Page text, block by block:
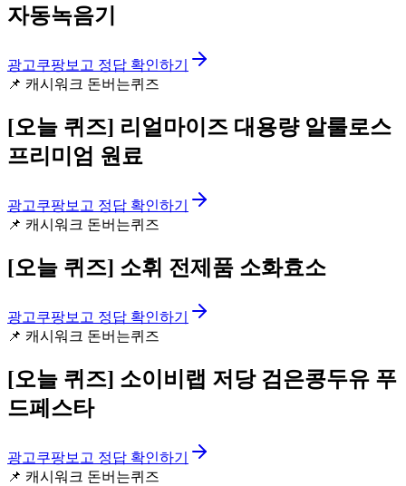
자동녹음기
광고쿠팡보고 정답 확인하기
📌 캐시워크 돈버는퀴즈
[오늘 퀴즈] 리얼마이즈 대용량 알룰로스
프리미엄 원료
광고쿠팡보고 정답 확인하기
📌 캐시워크 돈버는퀴즈
[오늘 퀴즈] 소휘 전제품 소화효소
광고쿠팡보고 정답 확인하기
📌 캐시워크 돈버는퀴즈
[오늘 퀴즈] 소이비랩 저당 검은콩두유 푸
드페스타
광고쿠팡보고 정답 확인하기
📌 캐시워크 돈버는퀴즈